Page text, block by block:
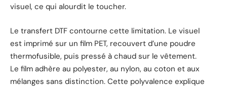
visuel, ce qui alourdit le toucher.
Le transfert DTF contourne cette limitation. Le visuel
est imprimé sur un film PET, recouvert d’une poudre
thermofusible, puis pressé à chaud sur le vêtement.
Le film adhère au polyester, au nylon, au coton et aux
mélanges sans distinction. Cette polyvalence explique